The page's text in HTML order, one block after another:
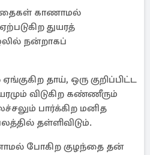
காணாமல்
துயரத்
நன்றாகப்
தாய், ஒரு குறிப்பிட்ட
விடுகிற கண்ணீரும்
பார்க்கிற மனித
தள்ளிவிடும்.
போகிற குழந்தை தன்